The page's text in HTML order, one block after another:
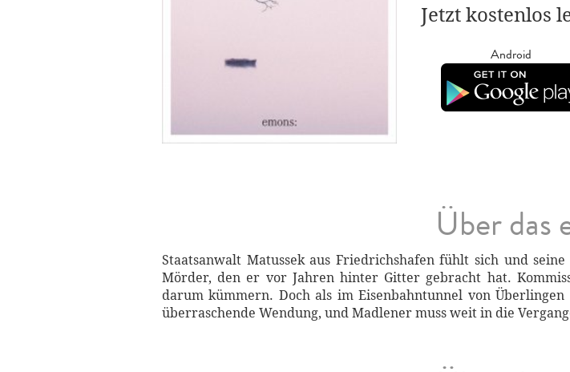
Jetzt kostenlos
Android
Über das
Staatsanwalt Matussek aus Friedrichshafen fühlt sich und
Mörder, den er vor Jahren hinter Gitter gebracht hat.
darum kümmern. Doch als im Eisenbahntunnel von
überraschende Wendung, und Madlener muss weit in die